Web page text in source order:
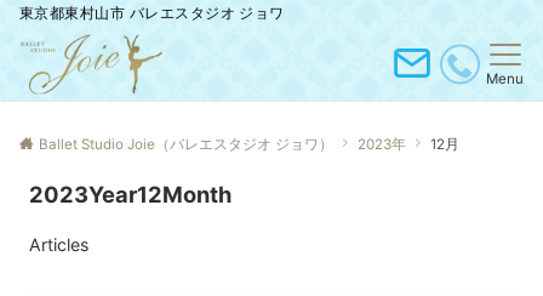
東京都東村山市 バレエスタジオ ジョワ
Menu
Ballet Studio Joie（バレエスタジオ ジョワ） 2023年 12月
2023Year12Month
Articles